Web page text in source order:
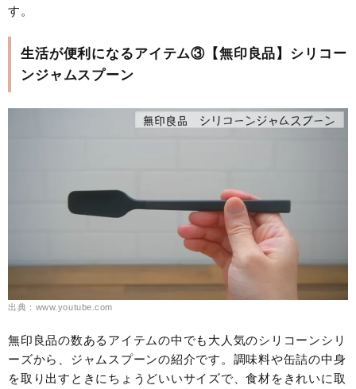
す。
生活が便利になるアイテム③【無印良品】シリコー
ンジャムスプーン
出典：www.youtube.com
無印良品の数あるアイテムの中でも大人気のシリコーンシリ
ーズから、ジャムスプーンの紹介です。調味料や缶詰の中身
を取り出すときにちょうどいいサイズで、食材をきれいに取